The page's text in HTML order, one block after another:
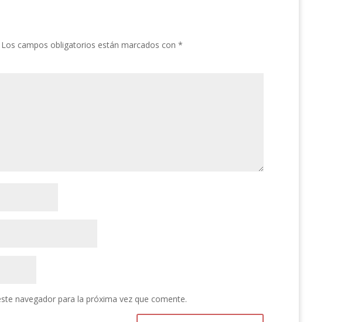
Los campos obligatorios están marcados con *
navegador para la próxima vez que comente.